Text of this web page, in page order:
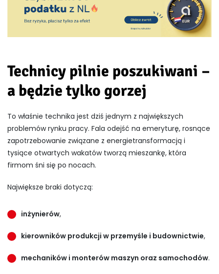
Technicy pilnie poszukiwani –
a będzie tylko gorzej
To właśnie technika jest dziś jednym z największych
problemów rynku pracy. Fala odejść na emeryturę, rosnące
zapotrzebowanie związane z energietransformacją i
tysiące otwartych wakatów tworzą mieszankę, która
firmom śni się po nocach.
Największe braki dotyczą:
inżynierów,
kierowników produkcji w przemyśle i budownictwie,
mechaników i monterów maszyn oraz samochodów.